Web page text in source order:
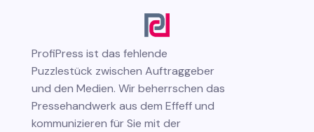
ProfiPress ist das fehlende
Puzzlestück zwischen Auftraggeber
und den Medien. Wir beherrschen das
Pressehandwerk aus dem Effeff und
kommunizieren für Sie mit der